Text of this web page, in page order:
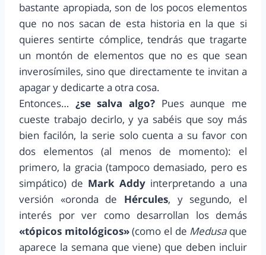
bastante apropiada, son de los pocos elementos
que no nos sacan de esta historia en la que si
quieres sentirte cómplice, tendrás que tragarte
un montón de elementos que no es que sean
inverosímiles, sino que directamente te invitan a
apagar y dedicarte a otra cosa.
Entonces… ¿se salva algo? Pues aunque me
cueste trabajo decirlo, y ya sabéis que soy más
bien facilón, la serie solo cuenta a su favor con
dos elementos (al menos de momento): el
primero, la gracia (tampoco demasiado, pero es
simpático) de Mark Addy interpretando a una
versión «oronda de Hércules, y segundo, el
interés por ver como desarrollan los demás
«tópicos mitológicos»(como el de Medusaque
aparece la semana que viene) que deben incluir